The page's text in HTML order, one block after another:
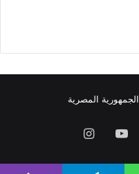
الجمهورية المصرية
‫YouTube